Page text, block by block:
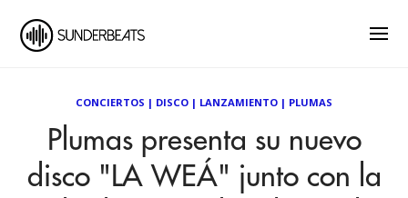
CONCIERTOS | DISCO | LANZAMIENTO | PLUMAS
Plumas presenta su nuevo
disco "LA WEÁ" junto con la